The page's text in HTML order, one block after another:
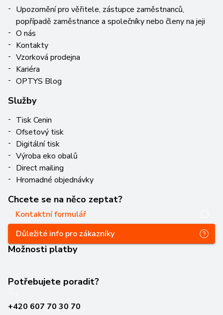
Upozornění pro věřitele, zástupce zaměstnanců,
popřípadě zaměstnance a společníky nebo členy na jeji
O nás
Kontakty
Vzorková prodejna
Kariéra
OPTYS Blog
Služby
Tisk Cenin
Ofsetový tisk
Digitální tisk
Výroba eko obalů
Direct mailing
Hromadné objednávky
Chcete se na něco zeptat?
Kontaktní formulář
Důležité info pro zákazníky
Možnosti platby
Potřebujete poradit?
+420 607 70 30 70